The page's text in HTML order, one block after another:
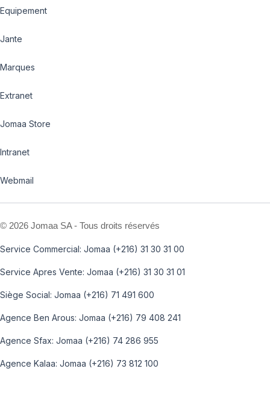
Equipement
Jante
Marques
Extranet
Jomaa Store
Intranet
Webmail
© 2026 Jomaa SA - Tous droits réservés
Service Commercial: Jomaa (+216) 31 30 31 00
Service Apres Vente: Jomaa (+216) 31 30 31 01
Siège Social: Jomaa (+216) 71 491 600
Agence Ben Arous: Jomaa (+216) 79 408 241
Agence Sfax: Jomaa (+216) 74 286 955
Agence Kalaa: Jomaa (+216) 73 812 100